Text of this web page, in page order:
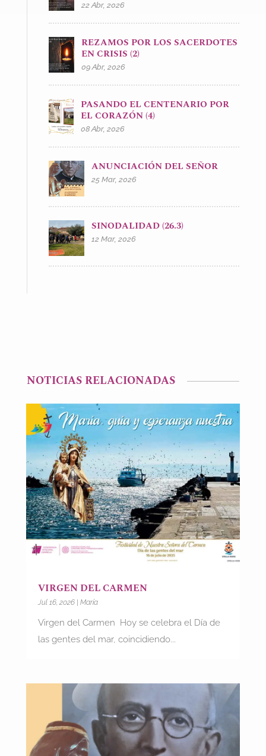
22 Abr, 2026
REZAMOS POR LOS SACERDOTES
EN CRISIS (2)
09 Abr, 2026
PASANDO EL CENTENARIO POR
EL CORAZÓN (4)
08 Abr, 2026
ANUNCIACIÓN DEL SEÑOR
25 Mar, 2026
SINODALIDAD (26.3)
12 Mar, 2026
NOTICIAS RELACIONADAS
VIRGEN DEL CARMEN
Jul 16, 2026| María
Virgen del Carmen Hoy se celebra el Día de
las gentes del mar, coincidiendo...